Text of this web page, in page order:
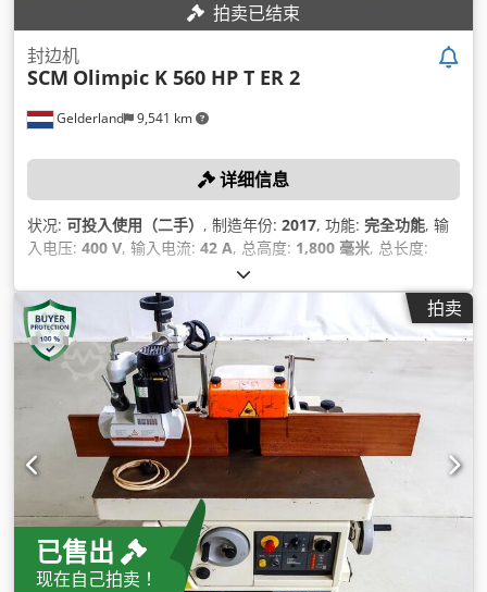
拍卖已结束
Gelderland 9,541 km
封边机
SCM Olimpic K 560 HP T ER 2
详细信息
状况: 可投入使用（二手） , 制造年份: 2017, 功能: 完全功能, 输
入电压: 400 V, 输入电流: 42 A, 总高度: 1,800 毫米, 总长度:
1,000 毫米, 设备:
拍卖
已售出
现在自己拍卖！